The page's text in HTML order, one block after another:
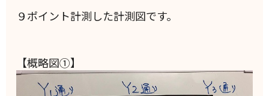
９ポイント計測した計測図です。
【概略図①】